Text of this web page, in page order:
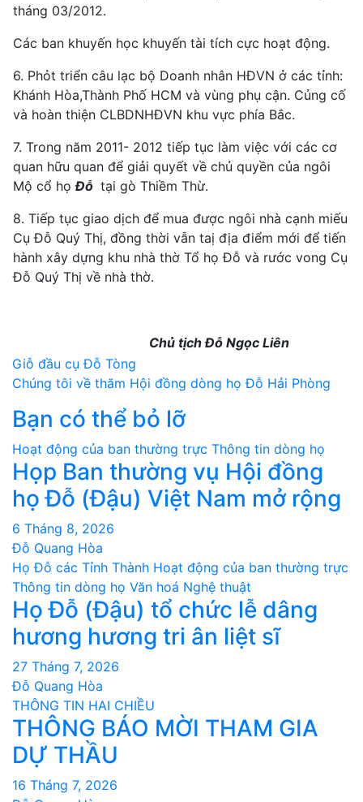
tháng 03/2012.
Các ban khuyến học khuyến tài tích cực hoạt động.
6. Phỏt triển câu lạc bộ Doanh nhân HĐVN ở các tỉnh:
Khánh Hòa,Thành Phố HCM và vùng phụ cận. Củng cố
và hoàn thiện CLBDNHĐVN khu vực phía Bắc.
7. Trong năm 2011- 2012 tiếp tục làm việc với các cơ
quan hữu quan để giải quyết về chủ quyền của ngôi
Mộ cổ họĐỗ tại gò Thiềm Thừ.
8. Tiếp tục giao dịch để mua được ngôi nhà cạnh miếu
Cụ Đỗ Quý Thị, đồng thời vẫn taị địa điểm mới để tiến
hành xây dựng khu nhà thờ Tổ họ Đỗ và rước vong Cụ
Đỗ Quý Thị về nhà thờ.
Chủ tịch Đỗ Ngọc Liên
Điều
hướng
bài
viết
Giỗ đầu cụ Đỗ Tòng
Chúng tôi về thăm Hội đồng dòng họ Đỗ Hải Phòng
Bạn có thể bỏ lỡ
Hoạt động của ban thường trực Thông tin dòng họ
Họp Ban thường vụ Hội đồng
họ Đỗ (Đậu) Việt Nam mở rộng
6 Tháng 8, 2026
Đỗ Quang Hòa
Họ Đỗ các Tỉnh Thành Hoạt động của ban thường trực
Thông tin dòng họ Văn hoá Nghệ thuật
Họ Đỗ (Đậu) tổ chức lễ dâng
hương hương tri ân liệt sĩ
27 Tháng 7, 2026
Đỗ Quang Hòa
THÔNG TIN HAI CHIỀU
THÔNG BÁO MỜI THAM GIA
DỰ THẦU
16 Tháng 7, 2026